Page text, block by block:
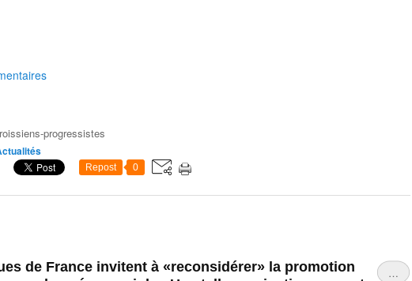
progressistes
Repost 0
…
de France invitent à «reconsidérer» la promotion